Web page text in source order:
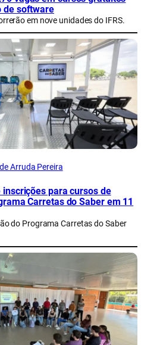
de software
em nove unidades do IFRS.
Arruda Pereira
inscrições para cursos de
Carretas do Saber em 11
do Programa Carretas do Saber